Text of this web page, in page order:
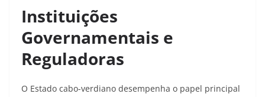
Instituições
Governamentais e
Reguladoras
O Estado cabo-verdiano desempenha o papel principal